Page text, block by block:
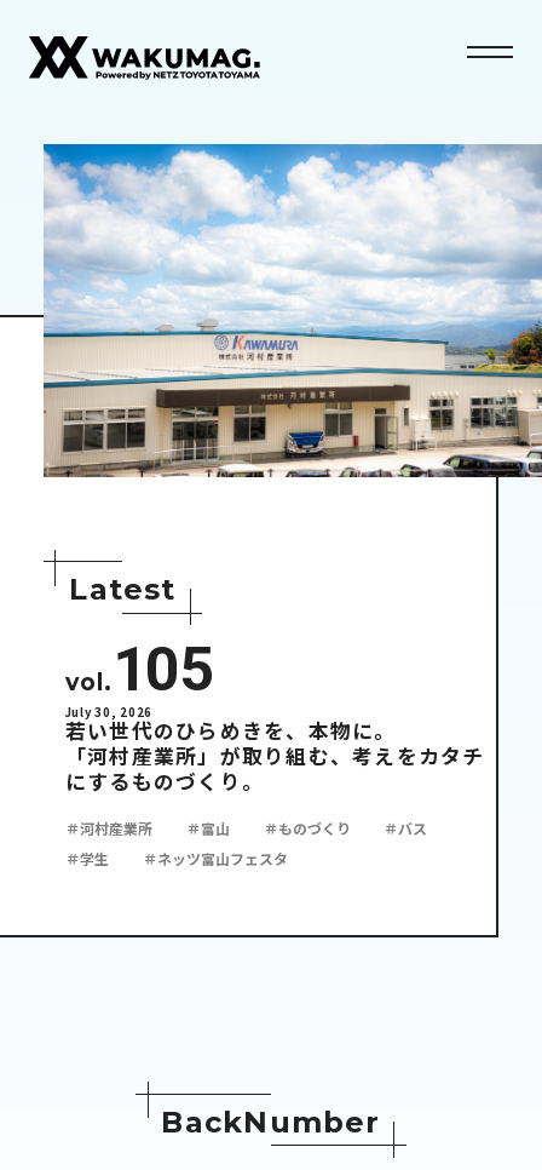
Latest
vol. 105
July 30, 2026
若い世代のひらめきを、本物に。
「河村産業所」が取り組む、考えをカタチ
にするものづくり。
＃河村産業所 ＃富山 ＃ものづくり
＃バス
＃学生
＃ネッツ富山フェスタ
BackN umber